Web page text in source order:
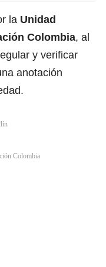
la Unidad
Colombia, al
y verificar
anotación
Colombia